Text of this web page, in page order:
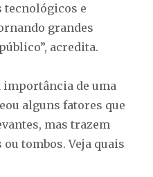
tecnológicos e
grandes
acredita.
importância de uma
alguns fatores que
mas trazem
tombos. Veja quais